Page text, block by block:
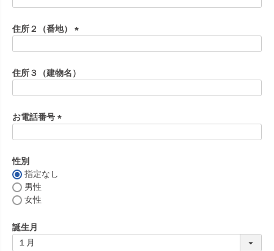
)
住所２（番地）
須
)
住所３（建物名）
お電話番号
性別
指定なし
男性
女性
誕生月